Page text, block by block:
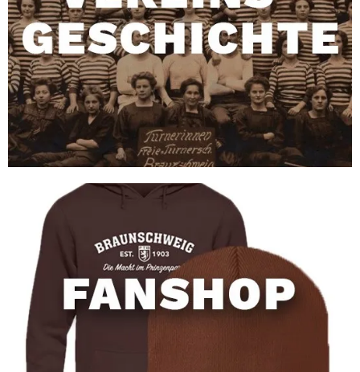
VEREINS-
GESCHICHTE
FANSHOP